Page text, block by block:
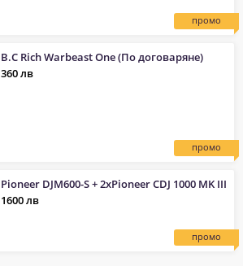
промо
промо
B.C Rich Warbeast One (По договаряне)
360 лв
промо
Pioneer DJM600-S + 2xPioneer CDJ 1000 MK III
1600 лв